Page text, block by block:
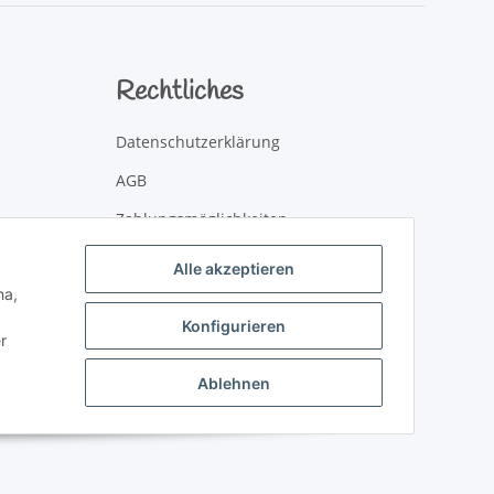
Alle akzeptieren
Konfigurieren
Ablehnen
Rechtliches
Datenschutzerklärung
AGB
Zahlungsmöglichkeiten
Versandinformationen
Newsletter
Impressum
Widerrufsbelehrung